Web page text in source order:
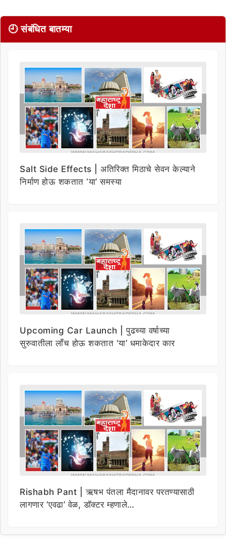
🕘 संबंधित बातम्या
Salt Side Effects | अतिरिक्त मिठाचे सेवन केल्याने
निर्माण होऊ शकतात ‘या’ समस्या
Upcoming Car Launch | पुढच्या वर्षाच्या
सुरुवातीला लाँच होऊ शकतात ‘या’ धमाकेदार कार
Rishabh Pant | ऋषभ पंतला मैदानावर परतण्यासाठी
लागणार ‘एवढा’ वेळ, डॉक्टर म्हणाले…